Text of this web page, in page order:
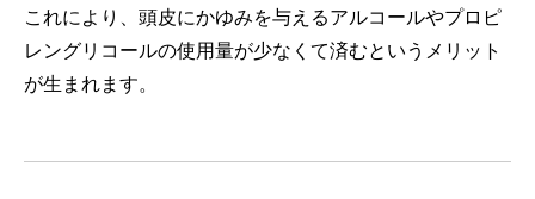
これにより、頭皮にかゆみを与えるアルコールやプロピ
レングリコールの使用量が少なくて済むというメリット
が生まれます。